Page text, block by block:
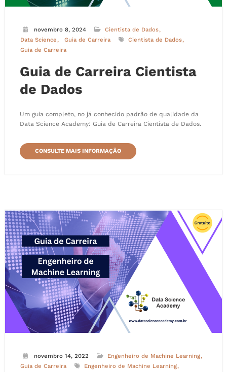
novembro 8, 2024
Cientista de Dados
Data Science
Guia de Carreira
Cientista de Dados
Guia de Carreira
Guia de Carreira Cientista
de Dados
Um guia completo, no já conhecido padrão de qualidade da
Data Science Academy: Guia de Carreira Cientista de Dados.
CONSULTE MAIS INFORMAÇÃO
novembro 14, 2022
Engenheiro de Machine Learning
Guia de Carreira
Engenheiro de Machine Learning